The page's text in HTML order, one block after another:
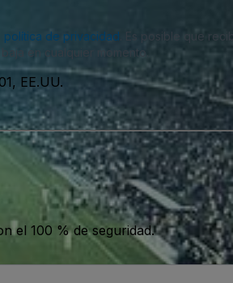
política de privacidad
. Es posible que
en cualquier momento.
EE.UU.
el 100 % de seguridad.